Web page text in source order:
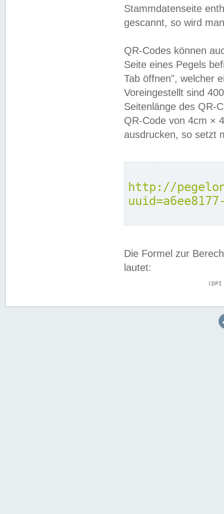
Stammdatenseite
gescannt, so wird
QR-Codes können
Seite eines Pegels
Tab öffnen", welcher
Voreingestellt sind
Seitenlänge des QR-
QR-Code von 4cm ×
ausdrucken, so setzt
http://
Die Formel zur
lautet: